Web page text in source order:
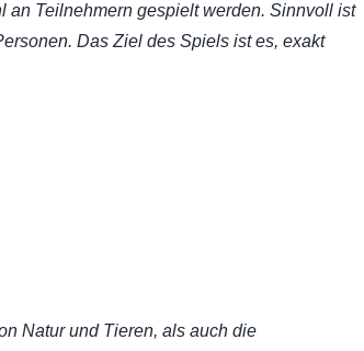
Teilnehmern gespielt werden. Sinnvoll ist
Das Ziel des Spiels ist es, exakt
Natur und Tieren, als auch die